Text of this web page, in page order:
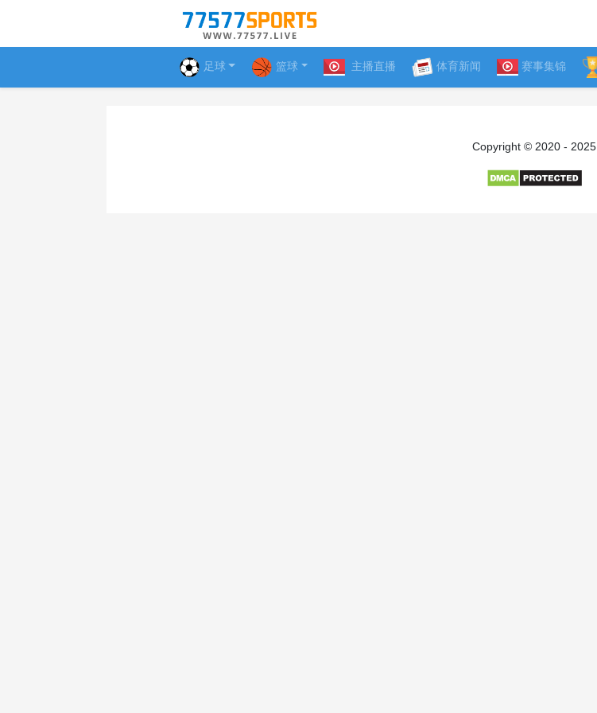
足球 篮球 主播直播 体育新闻 赛事集锦
Copyright © 2020 - 2025